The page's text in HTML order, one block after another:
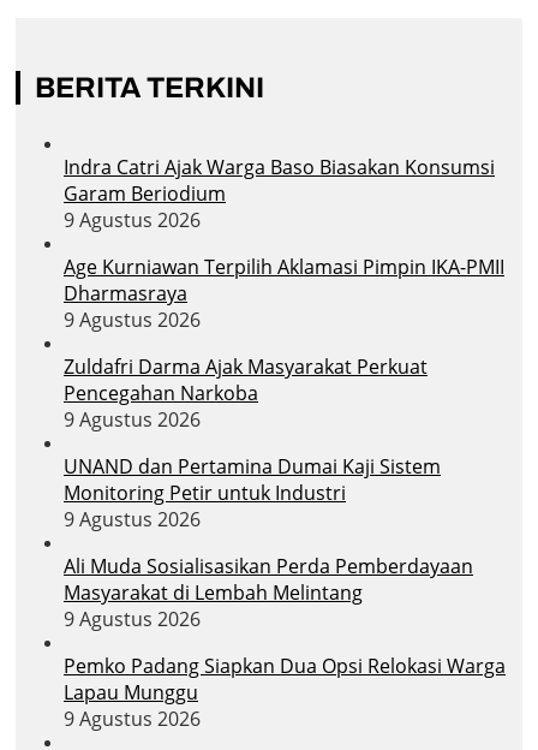
BERITA TERKINI
Indra Catri Ajak Warga Baso Biasakan Konsumsi
Garam Beriodium
9 Agustus 2026
Age Kurniawan Terpilih Aklamasi Pimpin IKA-PMII
Dharmasraya
9 Agustus 2026
Zuldafri Darma Ajak Masyarakat Perkuat
Pencegahan Narkoba
9 Agustus 2026
UNAND dan Pertamina Dumai Kaji Sistem
Monitoring Petir untuk Industri
9 Agustus 2026
Ali Muda Sosialisasikan Perda Pemberdayaan
Masyarakat di Lembah Melintang
9 Agustus 2026
Pemko Padang Siapkan Dua Opsi Relokasi Warga
Lapau Munggu
9 Agustus 2026